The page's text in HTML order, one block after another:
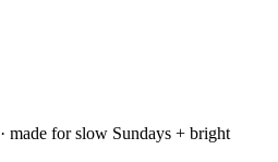
made for slow Sundays + bright